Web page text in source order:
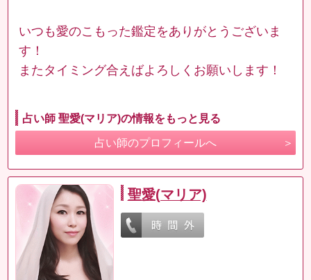
いつも愛のこもった鑑定をありがとうございま
す！
またタイミング合えばよろしくお願いします！
占い師 聖愛(マリア)の情報をもっと見る
占い師のプロフィールへ
聖愛(マリア)